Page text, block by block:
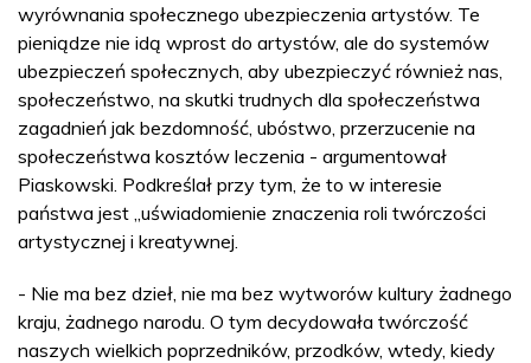
wyrównania społecznego ubezpieczenia artystów. Te
pieniądze nie idą wprost do artystów, ale do systemów
ubezpieczeń społecznych, aby ubezpieczyć również nas,
społeczeństwo, na skutki trudnych dla społeczeństwa
zagadnień jak bezdomność, ubóstwo, przerzucenie na
społeczeństwa kosztów leczenia - argumentował
Piaskowski. Podkreślał przy tym, że to w interesie
państwa jest „uświadomienie znaczenia roli twórczości
artystycznej i kreatywnej.
- Nie ma bez dzieł, nie ma bez wytworów kultury żadnego
kraju, żadnego narodu. O tym decydowała twórczość
naszych wielkich poprzedników, przodków, wtedy, kiedy